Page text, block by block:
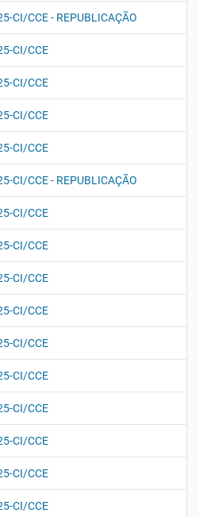
CI/CCE - REPUBLICAÇÃO
CI/CCE
CI/CCE
CI/CCE
CI/CCE
CI/CCE - REPUBLICAÇÃO
CI/CCE
CI/CCE
CI/CCE
CI/CCE
CI/CCE
CI/CCE
CI/CCE
CI/CCE
CI/CCE
CI/CCE